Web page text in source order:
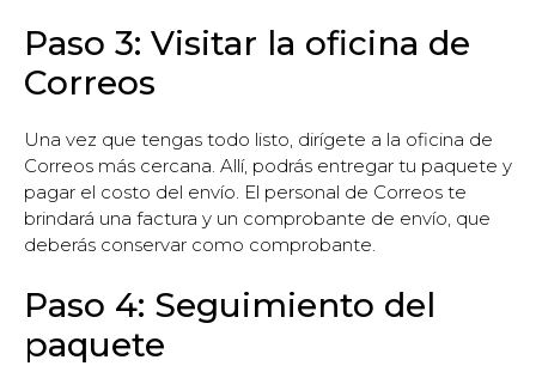
Paso 3: Visitar la oficina de
Correos
Una vez que tengas todo listo, dirígete a la oficina de
Correos más cercana. Allí, podrás entregar tu paquete y
pagar el costo del envío. El personal de Correos te
brindará una factura y un comprobante de envío, que
deberás conservar como comprobante.
Paso 4: Seguimiento del
paquete